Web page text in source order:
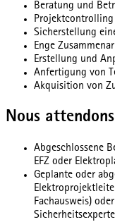
Beratung und
Sicherstellung
Enge
Erstellung und
Anfertigung von
Akquisition von
Nous attendons
Abgeschlossene
EFZ oder
Geplante oder
Fachausweis)